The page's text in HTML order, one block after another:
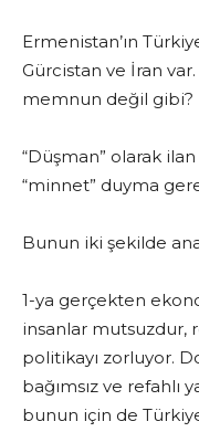
Ermenistan’ın
Gürcistan ve İran
memnun değil gibi?
“Düşman” olarak
“minnet” duyma
Bunun iki şekilde
1-ya gerçekten
insanlar mutsuzdur,
politikayı zorluyor.
bağımsız ve refahlı
bunun için de